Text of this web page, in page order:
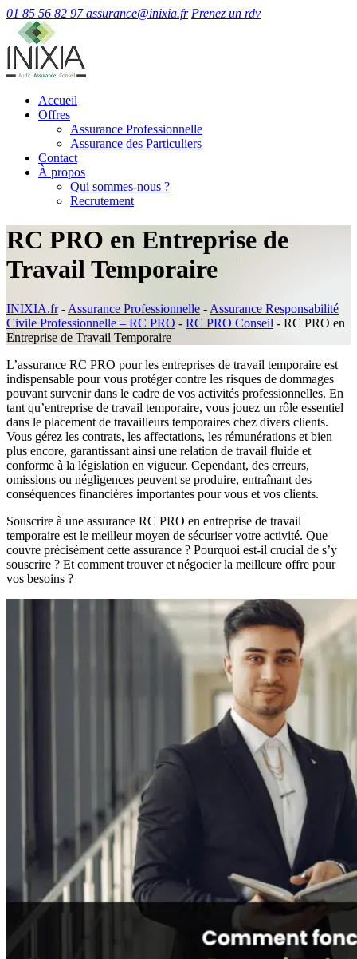
01 85 56 82 97 assurance@inixia.fr Prenez un rdv
Accueil
Offres
Assurance Professionnelle
Assurance des Particuliers
Contact
À propos
Qui sommes-nous ?
Recrutement
RC PRO en Entreprise de
Travail Temporaire
INIXIA.fr- Assurance Professionnelle - Assurance Responsabilité
Civile Professionnelle – RC PRO - RC PRO Conseil - RC PRO en
Entreprise de Travail Temporaire
L’assurance RC PRO pour les entreprises de travail temporaire est
indispensable pour vous protéger contre les risques de dommages
pouvant survenir dans le cadre de vos activités professionnelles. En
tant qu’entreprise de travail temporaire, vous jouez un rôle essentiel
dans le placement de travailleurs temporaires chez divers clients.
Vous gérez les contrats, les affectations, les rémunérations et bien
plus encore, garantissant ainsi une relation de travail fluide et
conforme à la législation en vigueur. Cependant, des erreurs,
omissions ou négligences peuvent se produire, entraînant des
conséquences financières importantes pour vous et vos clients.
Souscrire à une assurance RC PRO en entreprise de travail
temporaire est le meilleur moyen de sécuriser votre activité. Que
couvre précisément cette assurance ? Pourquoi est-il crucial de s’y
souscrire ? Et comment trouver et négocier la meilleure offre pour
vos besoins ?